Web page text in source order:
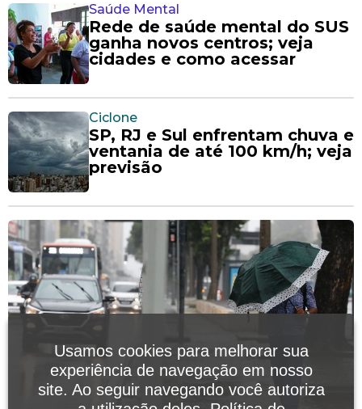
Saúde Mental
Rede de saúde mental do SUS
ganha novos centros; veja
cidades e como acessar
Ciclone
SP, RJ e Sul enfrentam chuva e
ventania de até 100 km/h; veja
previsão
Usamos cookies para melhorar sua
experiência de navegação em nosso
site. Ao seguir navegando você autoriza